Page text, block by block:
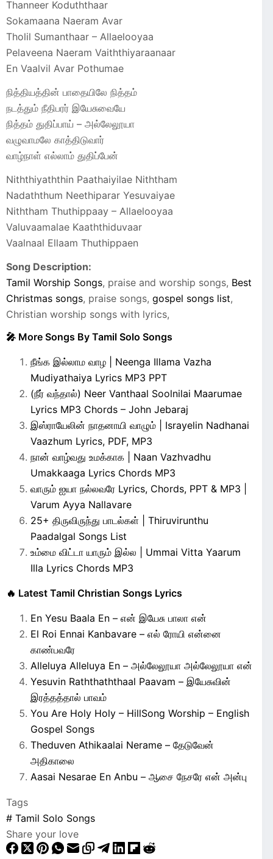
Thanneer Koduththaar
Sokamaana Naeram Avar
Tholil Sumanthaar – Allaelooyaa
Pelaveena Naeram Vaiththiyaraanaar
En Vaalvil Avar Pothumae
நித்தியத்தின் பாதையிலே நித்தம்
நடத்தும் நீதிபரர் இயேசுவையே
நித்தம் துதிப்பாய் – அல்லேலூயா
வழுவாமலே காத்திடுவார்
வாழ்நாள் எல்லாம் துதிப்பேன்
Niththiyaththin Paathaiyilae Niththam
Nadaththum Neethiparar Yesuvaiyae
Niththam Thuthippaay – Allaelooyaa
Valuvaamalae Kaaththiduvaar
Vaalnaal Ellaam Thuthippaen
Song Description:
Tamil Worship Songs, praise and worship songs, Best
Christmas songs, praise songs, gospel songs list,
Christian worship songs with lyrics,
🎤 More Songs By Tamil Solo Songs
நீங்க இல்லாம வாழ | Neenga Illama Vazha
Mudiyathaiya Lyrics MP3 PPT
(நீர் வந்தால்) Neer Vanthaal Soolnilai Maarumae
Lyrics MP3 Chords – John Jebaraj
இஸ்ராயேலின் நாதனாயி வாழும் | Israyelin Nadhanai
Vaazhum Lyrics, PDF, MP3
நான் வாழ்வது உமக்காக | Naan Vazhvadhu
Umakkaaga Lyrics Chords MP3
வாரும் ஐயா நல்லவரே Lyrics, Chords, PPT & MP3 |
Varum Ayya Nallavare
25+ திருவிருந்து பாடல்கள் | Thiruvirunthu
Paadalgal Songs List
உம்மை விட்டா யாரும் இல்ல | Ummai Vitta Yaarum
Illa Lyrics Chords MP3
🔥 Latest Tamil Christian Songs Lyrics
En Yesu Baala En – என் இயேசு பாலா என்
El Roi Ennai Kanbavare – எல் ரோயி என்னை
காண்பவரே
Alleluya Alleluya En – அல்லேலூயா அல்லேலூயா என்
Yesuvin Raththaththaal Paavam – இயேசுவின்
இரத்தத்தால் பாவம்
You Are Holy Holy – HillSong Worship – English
Gospel Songs
Theduven Athikaalai Nerame – தேடுவேன்
அதிகாலை
Aasai Nesarae En Anbu – ஆசை நேசரே என் அன்பு
Tags
# Tamil Solo Songs
Share your love